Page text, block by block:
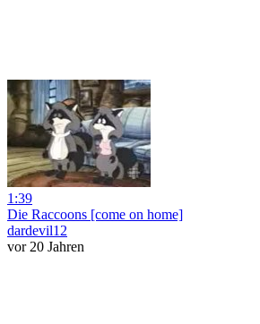
1:39
Die Raccoons [come on home]
dardevil12
vor 20 Jahren